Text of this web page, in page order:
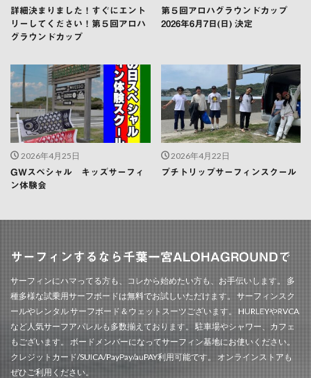
詳細決まりました！すぐにエント
リーしてください！第５回アロハ
グラウンドカップ
第５回アロハグラウンドカップ
2026年6月7日(日) 決定
2026年4月25日
GWスペシャル キッズサーフィ
ン体験会
2026年4月22日
プチトリップサーフィンスクール
サーフィンするなら千葉一宮ALOHAGROUNDで
サーフィンにハマってる方も、コレから始めたい方も、お手伝いします。 多
種多様な試乗用サーフボードは無料でお試しいただけます。 サーフィンスク
ールやレンタル サーフボード＆ウェットスーツございます。 HURLEYやRVCA
など人気サーフアパレルも多数揃えております。 駐車場やシャワー、カフェ
もございます。 ボードメンバーになってサーフィン基地にお使いください。
クレジットカード/SUICA/PayPay/auPAY利用可能です。 オンラインストアも
ぜひご利用ください。